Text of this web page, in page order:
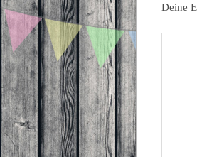
Deine